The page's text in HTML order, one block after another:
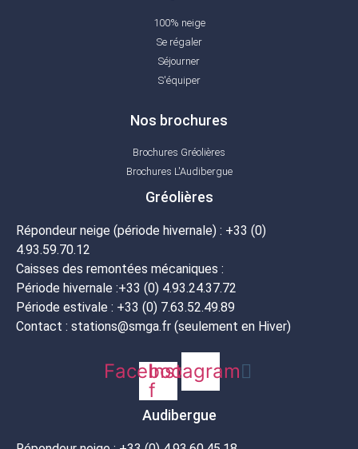
100% neige
Se régaler
Séjourner
S'équiper
Nos brochures
Brochures Gréolières
Brochures L'Audibergue
Gréolières
Répondeur neige (période hivernale) : +33 (0)
4.93.59.70.12
Caisses des remontées mécaniques :
Période hivernale :+33 (0) 4.93.24.37.72
Période estivale : +33 (0) 7.63.52.49.89
Contact : stations@smga.fr (seulement en Hiver)
Facebook-
f
Instagram
Audibergue